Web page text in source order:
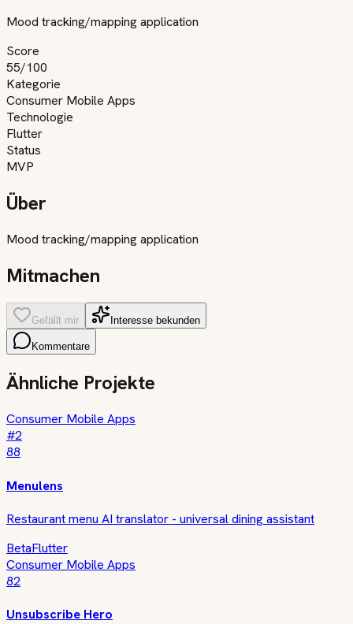
Mood tracking/mapping application
Score
55/100
Kategorie
Consumer Mobile Apps
Technologie
Flutter
Status
MVP
Über
Mood tracking/mapping application
Mitmachen
Gefällt mir Interesse bekunden
Kommentare
Ähnliche Projekte
Consumer Mobile Apps
#2
88
Menulens
Restaurant menu AI translator - universal dining assistant
BetaFlutter
Consumer Mobile Apps
82
Unsubscribe Hero